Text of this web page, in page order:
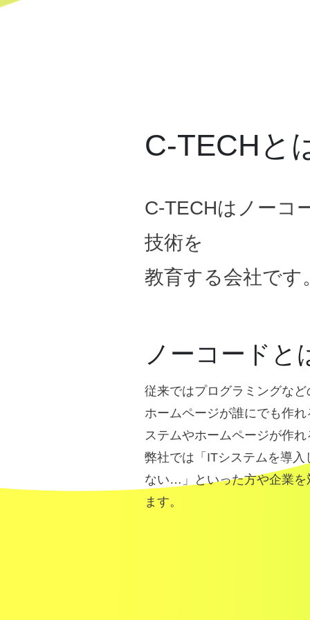
C-TECHと
C-TECHはノーコ
技術を
教育する会社です
ノーコードと
従来ではプログラミングな
ホームページが誰にでも作
ステムやホームページが作
弊社では「ITシステムを導
ない…」といった方や企業を
ます。